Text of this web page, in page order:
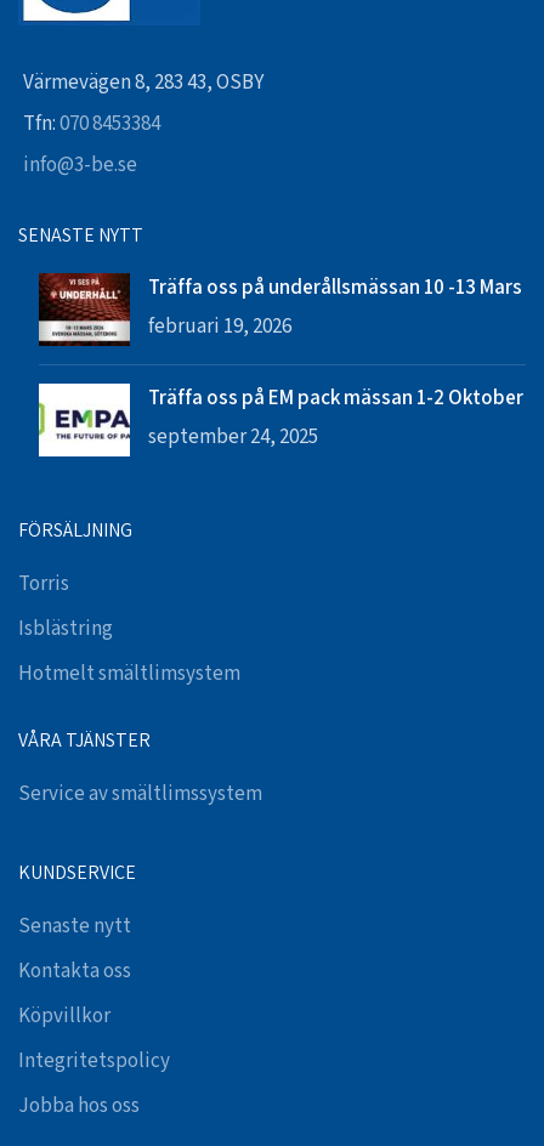
Värmevägen 8, 283 43, OSBY
Tfn:070 8453384
info@3-be.se
SENASTE NYTT
Träffa oss på underållsmässan 10 -13 Mars
februari 19, 2026
Träffa oss på EM pack mässan 1-2 Oktober
september 24, 2025
FÖRSÄLJNING
Torris
Isblästring
Hotmelt smältlimsystem
VÅRA TJÄNSTER
Service av smältlimssystem
KUNDSERVICE
Senaste nytt
Kontakta oss
Köpvillkor
Integritetspolicy
Jobba hos oss